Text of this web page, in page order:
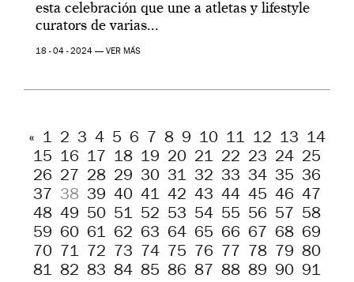
esta celebración que une a atletas y lifestyle
curators de varias...
18 - 04 - 2024 — VER MÁS
« 1 2 3 4 5 6 7 8 9 10 11 12 13 14
15 16 17 18 19 20 21 22 23 24 25
26 27 28 29 30 31 32 33 34 35 36
37
38 39 40 41 42 43 44 45 46 47
48 49 50 51 52 53 54 55 56 57
58
59 60 61 62 63 64 65 66 67 68 69
70
71 72 73 74 75 76 77 78 79 80
81 82 83 84 85 86 87 88 89 90 91